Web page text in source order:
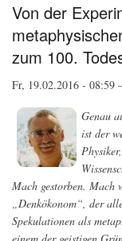
Von der
zum 100.
Fr, 19.02.2016 -
Genau
ist der
Mach gestorben.
„Denkökonom“, der
Spekulationen als